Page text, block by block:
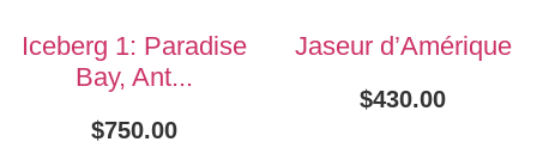
Iceberg 1: Paradise
Bay, Ant...
$750.00
Jaseur d’Amérique
$430.00